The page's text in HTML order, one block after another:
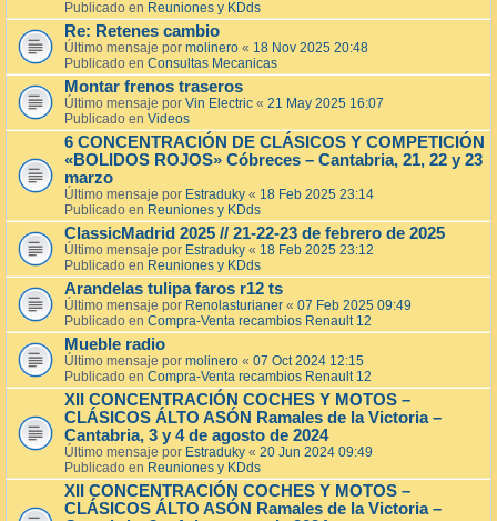
Publicado en Reuniones y KDds
Re: Retenes cambio
Último mensaje por molinero « 18 Nov 2025 20:48
Publicado en Consultas Mecanicas
Montar frenos traseros
Último mensaje por Vin Electric « 21 May 2025 16:07
Publicado en Videos
6 CONCENTRACIÓN DE CLÁSICOS Y COMPETICIÓN
«BOLIDOS ROJOS» Cóbreces – Cantabria, 21, 22 y 23
marzo
Último mensaje por Estraduky « 18 Feb 2025 23:14
Publicado en Reuniones y KDds
ClassicMadrid 2025 // 21-22-23 de febrero de 2025
Último mensaje por Estraduky « 18 Feb 2025 23:12
Publicado en Reuniones y KDds
Arandelas tulipa faros r12 ts
Último mensaje por Renolasturianer « 07 Feb 2025 09:49
Publicado en Compra-Venta recambios Renault 12
Mueble radio
Último mensaje por molinero « 07 Oct 2024 12:15
Publicado en Compra-Venta recambios Renault 12
XII CONCENTRACIÓN COCHES Y MOTOS –
CLÁSICOS ÁLTO ASÓN Ramales de la Victoria –
Cantabria, 3 y 4 de agosto de 2024
Último mensaje por Estraduky « 20 Jun 2024 09:49
Publicado en Reuniones y KDds
XII CONCENTRACIÓN COCHES Y MOTOS –
CLÁSICOS ÁLTO ASÓN Ramales de la Victoria –